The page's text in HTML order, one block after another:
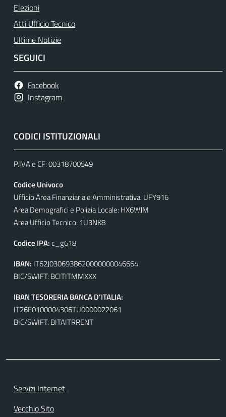
Elezioni
Atti Ufficio Tecnico
Ultime Notizie
SEGUICI
Facebook
Instagram
CODICI ISTITUZIONALI
P.IVA e CF: 00318700549
Codice Univoco
Ufficio Area Finanziaria e Amministrativa: UFY916
Area Demografici e Polizia Locale: HX6WJM
Area Ufficio Tecnico: 1U3NK8
Codice IPA:c_g618
IBAN: IT62J0306938620000000046664
BIC/SWIFT: BCITITMMXXX
IBAN TESORERIA BANCA D’ITALIA:
IT26F0100004306TU0000022061
BIC/SWIFT: BITAITRRENT
Servizi Internet
Vecchio Sito